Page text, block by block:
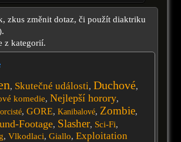
zkus změnit dotaz, či použít diaktriku
z kategorií.
, Skutečné události, Duchové,
komedie, Nejlepší horory,
, GORE, Kanibalové, Zombie,
Footage, Slasher, Sci-Fi,
, Vlkodlaci, Giallo, Exploitation